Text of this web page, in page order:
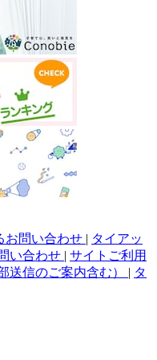
お問い合わせ | タイアッ
い合わせ | サイトご利用
送信のご案内含む） | タ